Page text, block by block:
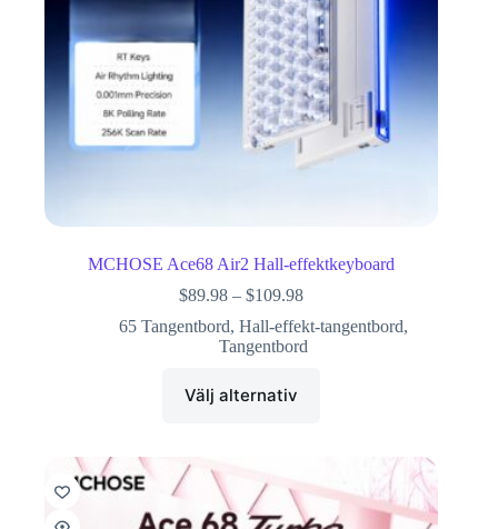
MCHOSE Ace68 Air2 Hall-effektkeyboard
$89.98 – $109.98
65 Tangentbord,Hall-effekt-tangentbord,
Tangentbord
Välj alternativ